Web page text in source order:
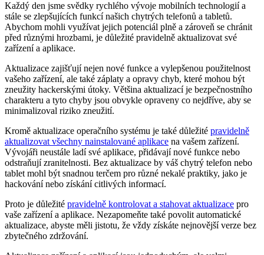
Každý den jsme svědky rychlého vývoje mobilních technologií a
stále se zlepšujících funkcí našich chytrých telefonů a tabletů.
Abychom mohli využívat jejich potenciál plně a zároveň se chránit
před různými hrozbami, je důležité pravidelně aktualizovat své
zařízení a aplikace.
Aktualizace zajišťují nejen nové funkce a vylepšenou použitelnost
vašeho zařízení, ale také záplaty a opravy chyb, které mohou být
zneužity hackerskými útoky. Většina aktualizací je bezpečnostního
charakteru a tyto chyby jsou obvykle opraveny co nejdříve, aby se
minimalizoval riziko zneužití.
Kromě aktualizace operačního systému je také důležité pravidelně
aktualizovat všechny nainstalované aplikace na vašem zařízení.
Vývojáři neustále ladí své aplikace, přidávají nové funkce nebo
odstraňují zranitelnosti. Bez aktualizace by váš chytrý telefon nebo
tablet mohl být snadnou terčem pro různé nekalé praktiky, jako je
hackování nebo získání citlivých informací.
Proto je důležité pravidelně kontrolovat a stahovat aktualizace pro
vaše zařízení a aplikace. Nezapomeňte také povolit automatické
aktualizace, abyste měli jistotu, že vždy získáte nejnovější verze bez
zbytečného zdržování.